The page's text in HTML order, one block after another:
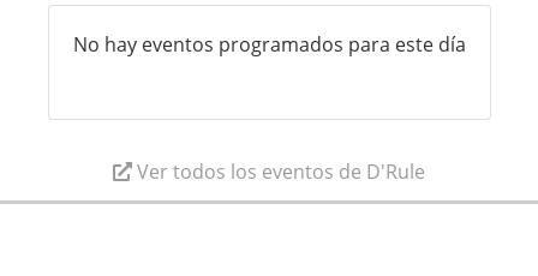
No hay eventos programados para este día
Ver todos los eventos de D'Rule